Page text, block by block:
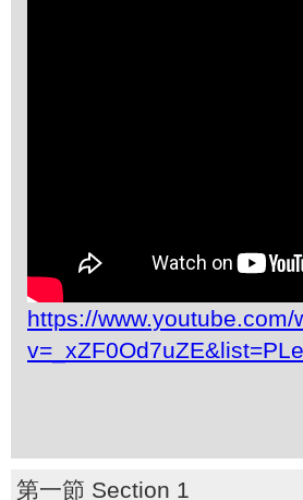
https://www.youtube.com/
第一節 Section 1